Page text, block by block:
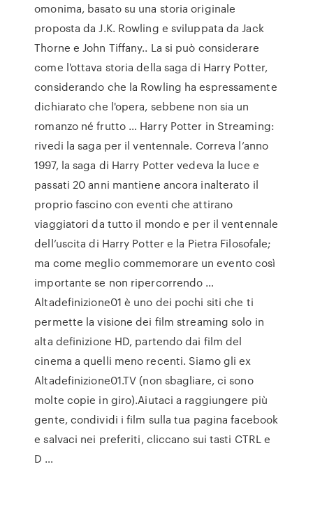
omonima, basato su una storia originale
proposta da J.K. Rowling e sviluppata da Jack
Thorne e John Tiffany.. La si può considerare
come l'ottava storia della saga di Harry Potter,
considerando che la Rowling ha espressamente
dichiarato che l'opera, sebbene non sia un
romanzo né frutto … Harry Potter in Streaming:
rivedi la saga per il ventennale. Correva l’anno
1997, la saga di Harry Potter vedeva la luce e
passati 20 anni mantiene ancora inalterato il
proprio fascino con eventi che attirano
viaggiatori da tutto il mondo e per il ventennale
dell’uscita di Harry Potter e la Pietra Filosofale;
ma come meglio commemorare un evento così
importante se non ripercorrendo …
Altadefinizione01 è uno dei pochi siti che ti
permette la visione dei film streaming solo in
alta definizione HD, partendo dai film del
cinema a quelli meno recenti. Siamo gli ex
Altadefinizione01.TV (non sbagliare, ci sono
molte copie in giro).Aiutaci a raggiungere più
gente, condividi i film sulla tua pagina facebook
e salvaci nei preferiti, cliccano sui tasti CTRL e
D …